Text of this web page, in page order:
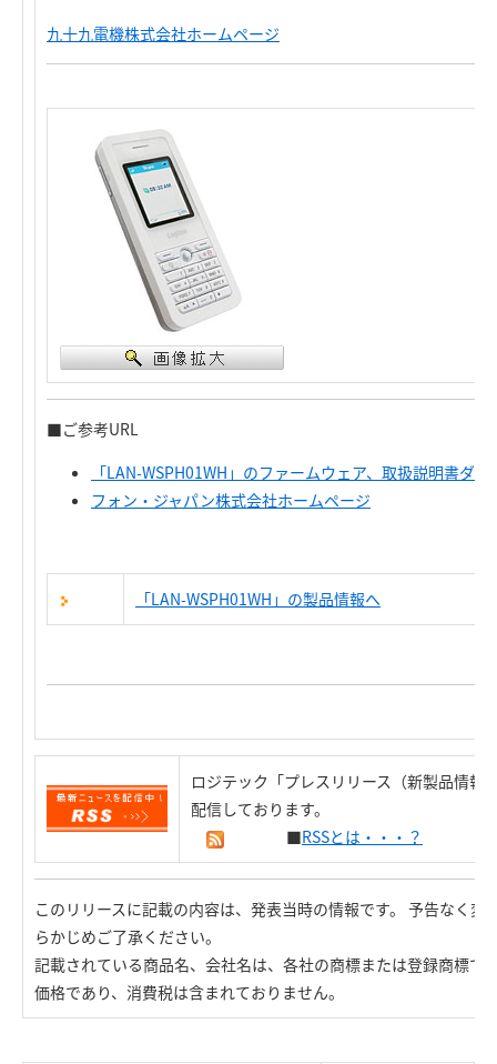
九十九電機株式会社ホームページ
■ご参考URL
「LAN-WSPH01WH」のファームウェア、取扱説明書ダ
フォン・ジャパン株式会社ホームページ
「LAN-WSPH01WH」の製品情報へ
ロジテック「プレスリリース（新製品情報
配信しております。
■RSSとは・・・？
このリリースに記載の内容は、発表当時の情報です。 予告なく変
らかじめご了承ください。
記載されている商品名、会社名は、各社の商標または登録商標で
価格であり、消費税は含まれておりません。